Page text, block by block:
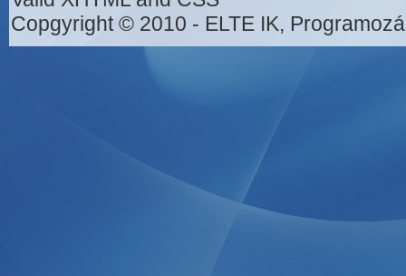
Copgyright © 2010 - ELTE IK,